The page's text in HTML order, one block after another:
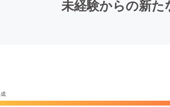
未経験からの新